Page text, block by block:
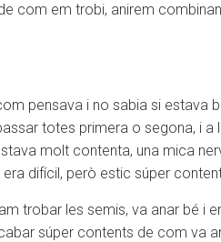
com em trobi, anirem
pensava i no sabia si estava
totes primera o segona, i
molt contenta, una mica
difícil, però estic súper
trobar les semis, va anar bé i
súper contents de com va